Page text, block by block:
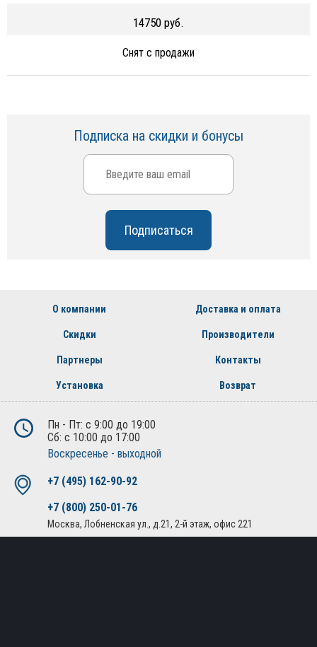
14750 руб.
Снят с продажи
Подписка на скидки и бонусы
О компании Доставка и оплата
Скидки Производители
Партнеры Контакты
Установка Возврат
Пн - Пт: с 9:00 до 19:00
Сб: с 10:00 до 17:00
Воскресенье - выходной
+7 (495) 162-90-92
+7 (800) 250-01-76
Москва, Лобненская ул., д.21, 2-й этаж, офис 221